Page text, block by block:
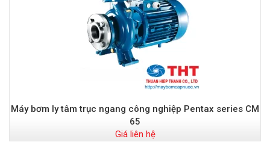
Máy bơm ly tâm trục ngang công nghiệp Pentax series CM
65
Giá liên hệ